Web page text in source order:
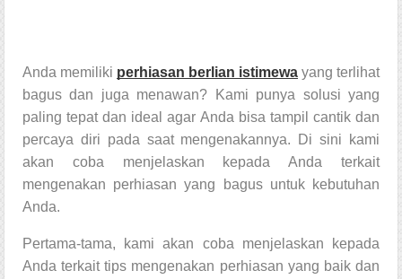
Anda memiliki perhiasan berlian istimewa yang terlihat
bagus dan juga menawan? Kami punya solusi yang
paling tepat dan ideal agar Anda bisa tampil cantik dan
percaya diri pada saat mengenakannya. Di sini kami
akan coba menjelaskan kepada Anda terkait
mengenakan perhiasan yang bagus untuk kebutuhan
Anda.
Pertama-tama, kami akan coba menjelaskan kepada
Anda terkait tips mengenakan perhiasan yang baik dan